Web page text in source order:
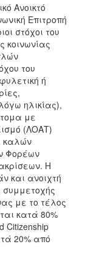
Ανοικτό
Επιτροπή
στόχοι του
κοινωνίας
του
ή
ηλικίας),
με
(ΛΟΑΤ)
καλών
Φορέων
Η
και ανοιχτή
συμμετοχής
με το τέλος
κατά 80%
Citizenship
20% από